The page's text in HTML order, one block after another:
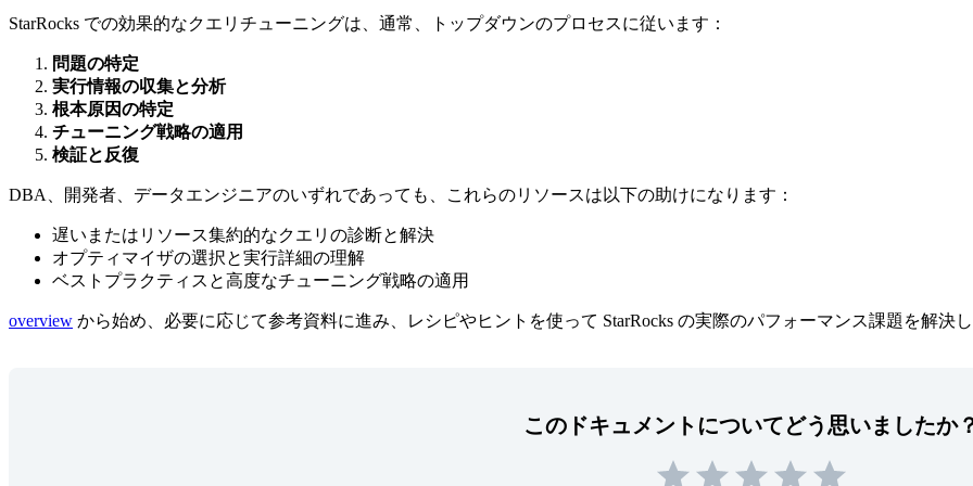
StarRocks での効果的なクエリチューニングは、通常、トップダウンのプロセスに従います：
問題の特定
実行情報の収集と分析
根本原因の特定
チューニング戦略の適用
検証と反復
DBA、開発者、データエンジニアのいずれであっても、これらのリソースは以下の助けになります：
遅いまたはリソース集約的なクエリの診断と解決
オプティマイザの選択と実行詳細の理解
ベストプラクティスと高度なチューニング戦略の適用
overview から始め、必要に応じて参考資料に進み、レシピやヒントを使って StarRocks の実際のパフォーマンス課題を解決し
このドキュメントについてどう思いましたか